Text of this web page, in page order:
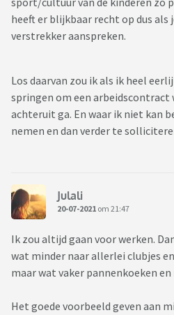
heeft er blijkbaar recht op dus als
verstrekker aanspreken.
Los daarvan zou ik als ik heel
springen om een arbeidscontract
achteruit ga. En waar ik niet kan
nemen en dan verder te
Julali
20-07-2021 om 21:47
Ik zou altijd gaan voor werken.
wat minder naar allerlei clubjes
maar wat vaker pannenkoeken
Het goede voorbeeld geven aan